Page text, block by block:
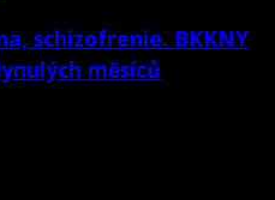
schizofrenie. BKKNY
měsíců